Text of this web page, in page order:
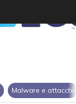
Malware e attacchi